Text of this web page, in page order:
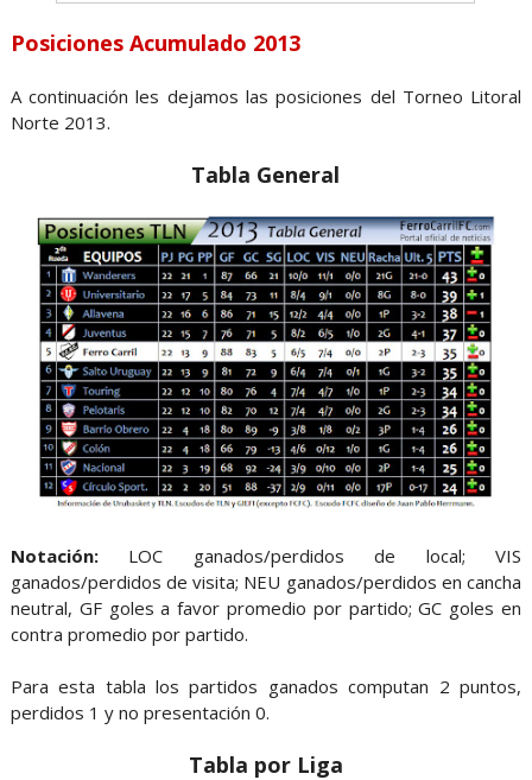
Posiciones Acumulado 2013
A continuación les dejamos las posiciones del Torneo Litoral
Norte 2013.
Tabla General
Notación:LOC ganados/perdidos de local; VIS
ganados/perdidos de visita; NEU ganados/perdidos en cancha
neutral, GF goles a favor promedio por partido; GC goles en
contra promedio por partido.
Para esta tabla los partidos ganados computan 2 puntos,
perdidos 1 y no presentación 0.
Tabla por Liga